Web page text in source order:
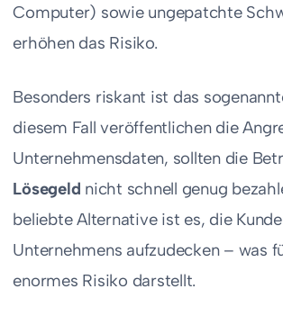
Computer) sowie ungepatchte
erhöhen das Risiko.
Besonders riskant ist das
diesem Fall veröffentlichen die
Unternehmensdaten, sollten die
Lösegeld nicht schnell genug
beliebte Alternative ist es, die
Unternehmens aufzudecken – was
enormes Risiko darstellt.